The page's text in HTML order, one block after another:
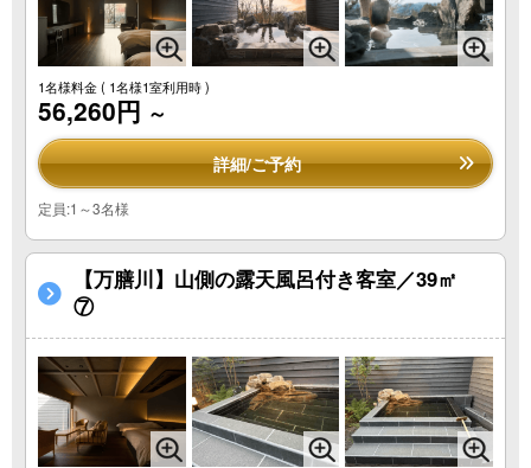
1名様料金( 1名様1室利用時 )
56,260円 ～
詳細/ご予約
定員:1～3名様
【万膳川】山側の露天風呂付き客室／39㎡
⑦